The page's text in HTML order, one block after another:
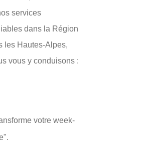
services
dans la Région
les Hautes-Alpes,
vous y conduisons :
votre week-